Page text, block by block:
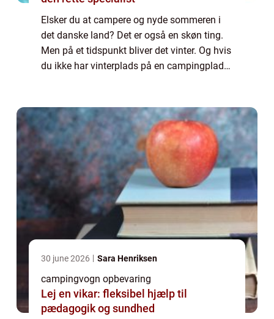
Elsker du at campere og nyde sommeren i
det danske land? Det er også en skøn ting.
Men på et tidspunkt bliver det vinter. Og hvis
du ikke har vinterplads på en campingplads,
30 june 2026 Sara Henriksen
campingvogn opbevaring
Lej en vikar: fleksibel hjælp til
pædagogik og sundhed